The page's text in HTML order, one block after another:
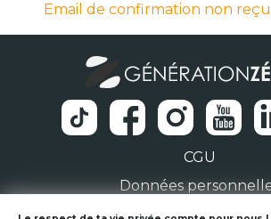
Email de confirmation non
CGU
Données